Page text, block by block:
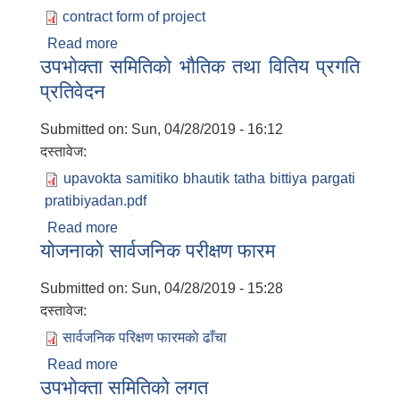
contract form of project
Read more
उपभाेक्ता समितिकाे भाैतिक तथा वितिय प्रगति
प्रतिवेदन
Submitted on: Sun, 04/28/2019 - 16:12
दस्तावेज:
upavokta samitiko bhautik tatha bittiya pargati
pratibiyadan.pdf
Read more
प्रगति प्रतिवेदन
याेजनाकाे सार्वजनिक परीक्षण फारम
Submitted on: Sun, 04/28/2019 - 15:28
दस्तावेज:
सार्वजनिक परिक्षण फारमकाे ढाँचा
Read more
उपभाेक्ता समितिकाे लगत